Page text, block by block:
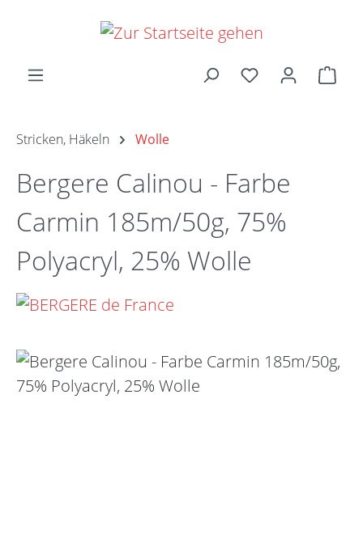
Zum Hauptinhalt springen
Stricken, Häkeln Wolle
Bergere Calinou - Farbe
Carmin 185m/50g, 75%
Polyacryl, 25% Wolle
Bildergalerie überspringen